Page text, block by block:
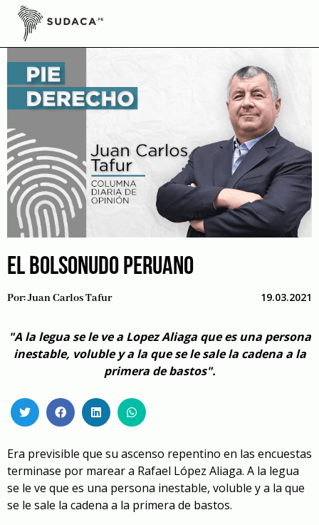
Skip
content
EL BOLSONUDO PERUANO
Por:Juan Carlos Tafur 19.03.2021
"A la legua se le ve a Lopez Aliaga que es una persona
inestable, voluble y a la que se le sale la cadena a la
primera de bastos".
Era previsible que su ascenso repentino en las encuestas
terminase por marear a Rafael López Aliaga. A la legua
se le ve que es una persona inestable, voluble y a la que
se le sale la cadena a la primera de bastos.